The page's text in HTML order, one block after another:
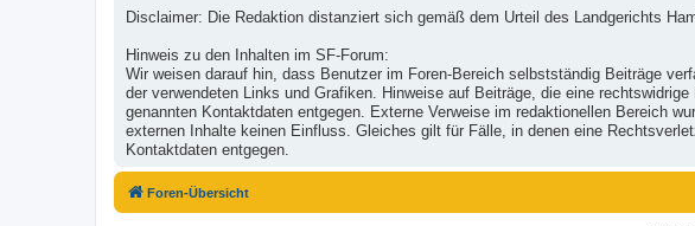
Disclaimer: Die Redaktion distanziert sich gemäß dem Urteil des Landgerichts
Hinweis zu den Inhalten im SF-Forum:
Wir weisen darauf hin, dass Benutzer im Foren-Bereich selbstständig Beiträge
der verwendeten Links und Grafiken. Hinweise auf Beiträge, die eine
genannten Kontaktdaten entgegen. Externe Verweise im redaktionellen Bereich
externen Inhalte keinen Einfluss. Gleiches gilt für Fälle, in denen eine
Kontaktdaten entgegen.
Foren-Übersicht